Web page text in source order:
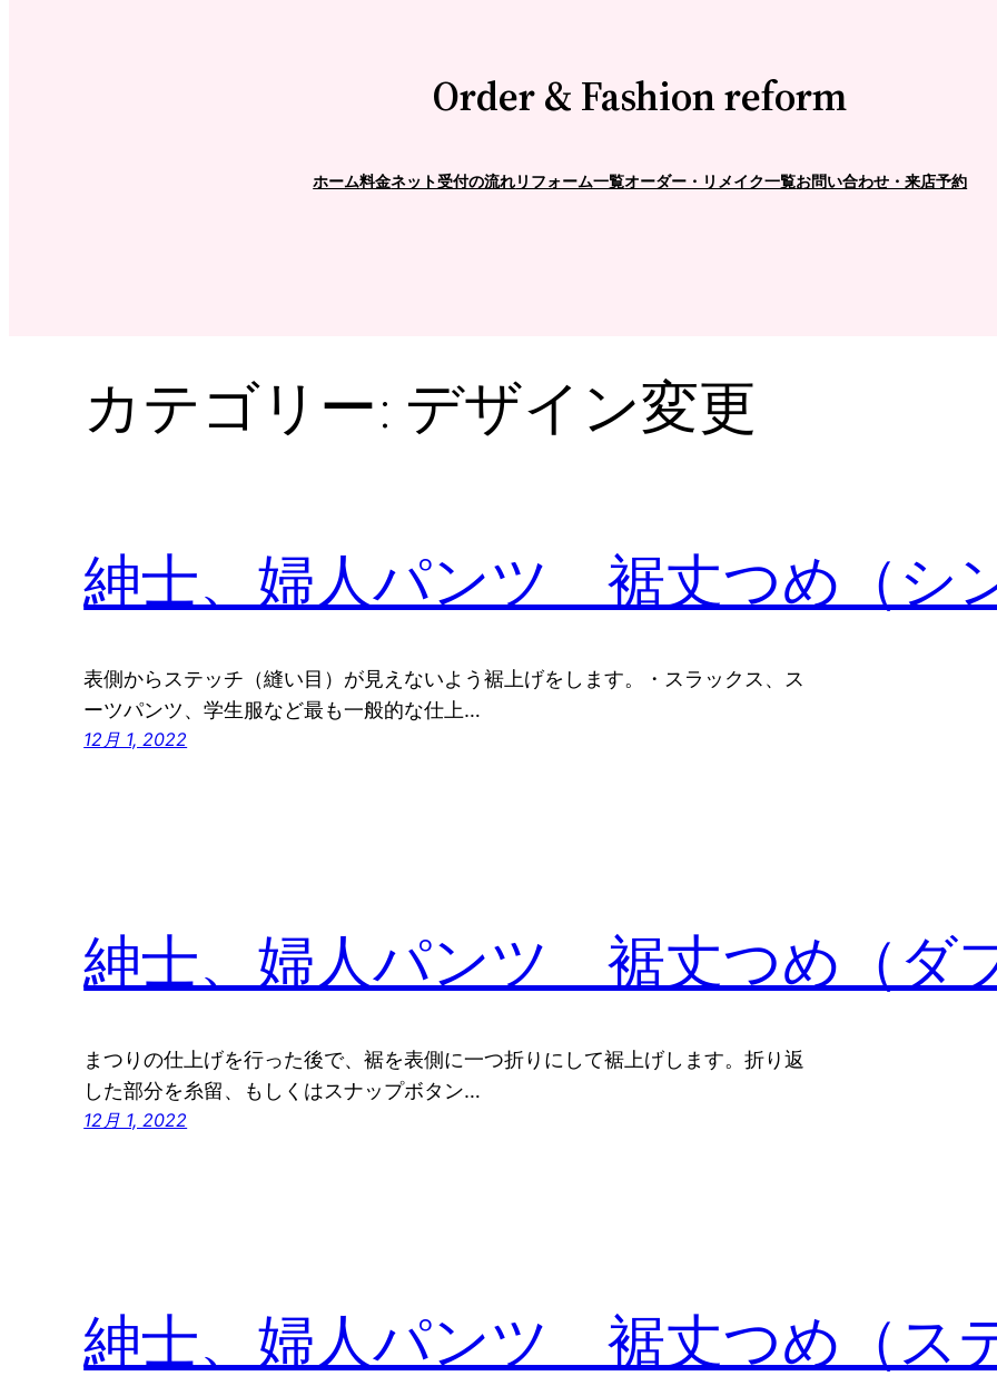
Order & Fashion reform
ホーム料金ネット受付の流れリフォーム一覧オーダー・リメイク一覧お問い合わせ・来店予約
カテゴリー: デザイン変更
紳士、婦人パンツ 裾丈つめ（シ
表側からステッチ（縫い目）が見えないよう裾上げをします。・スラックス、ス
ーツパンツ、学生服など最も一般的な仕上…
12月 1, 2022
紳士、婦人パンツ 裾丈つめ（ダ
まつりの仕上げを行った後で、裾を表側に一つ折りにして裾上げします。折り返
した部分を糸留、もしくはスナップボタン…
12月 1, 2022
紳士、婦人パンツ 裾丈つめ（ス